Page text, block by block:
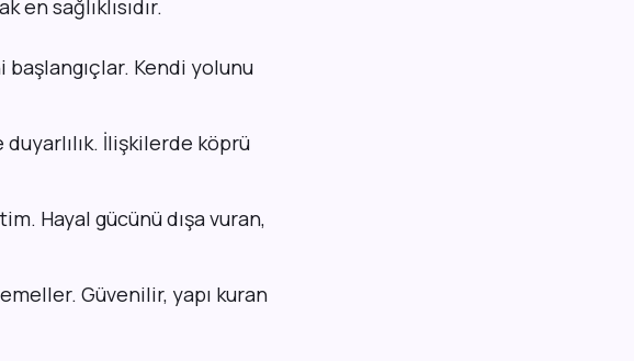
sağlıklısıdır.
başlangıçlar. Kendi yolunu
İlişkilerde köprü
Hayal gücünü dışa vuran,
Güvenilir, yapı kuran